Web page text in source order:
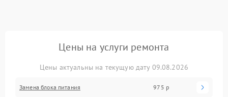
Цены на услуги ремонта
Цены актуальны на текущую дату 09.08.2026
Замена блока питания 975 р